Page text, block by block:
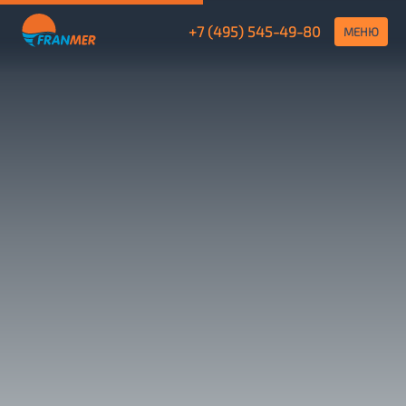
МЕНЮ
+7 (495) 545-49-80